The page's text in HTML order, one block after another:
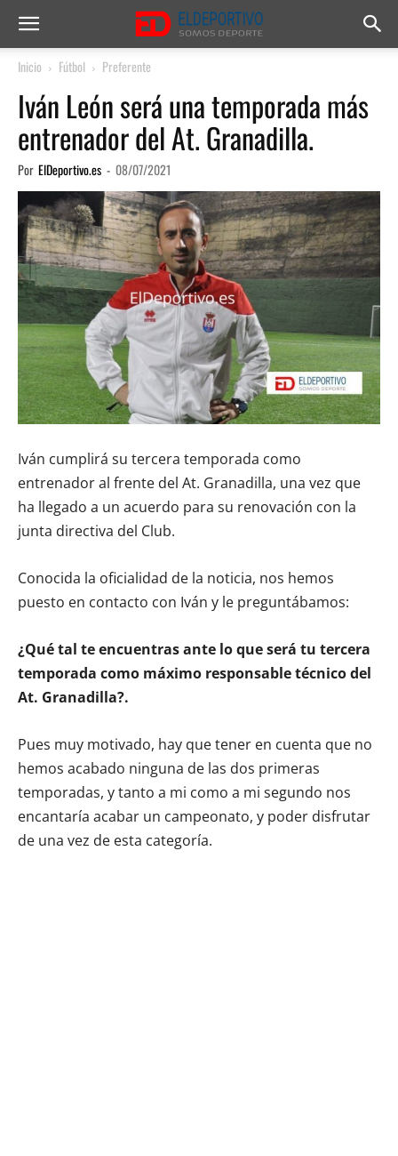
Inicio Fútbol Preferente
Iván León será una temporada más
entrenador del At. Granadilla.
Por ElDeportivo.es - 08/07/2021
Iván cumplirá su tercera temporada como
entrenador al frente del At. Granadilla, una vez que
ha llegado a un acuerdo para su renovación con la
junta directiva del Club.
Conocida la oficialidad de la noticia, nos hemos
puesto en contacto con Iván y le preguntábamos:
¿Qué tal te encuentras ante lo que será tu tercera
temporada como máximo responsable técnico del
At. Granadilla?.
Pues muy motivado, hay que tener en cuenta que no
hemos acabado ninguna de las dos primeras
temporadas, y tanto a mi como a mi segundo nos
encantaría acabar un campeonato, y poder disfrutar
de una vez de esta categoría.